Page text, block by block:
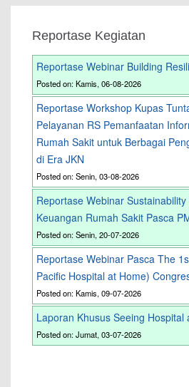
Reportase Kegiatan
Reportase Webinar Building
Posted on: Kamis, 06-08-2026
Reportase Workshop Kupas
Pelayanan RS Pemanfaatan
Rumah Sakit untuk Berbagai
di Era JKN
Posted on: Senin, 03-08-2026
Reportase Webinar
Keuangan Rumah Sakit Pasca
Posted on: Senin, 20-07-2026
Reportase Webinar Pasca The
Pacific Hospital at Home)
Posted on: Kamis, 09-07-2026
Laporan Khusus Seeing Hospital
Posted on: Jumat, 03-07-2026